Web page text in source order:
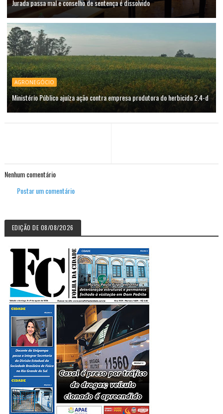
Jurada passa mal e conselho de sentença é dissolvido
AGRONEGÓCIO
Ministério Público ajuíza ação contra empresa produtora do herbicida 2.4-d
Nenhum comentário
Postar um comentário
EDIÇÃO DE 08/08/2026